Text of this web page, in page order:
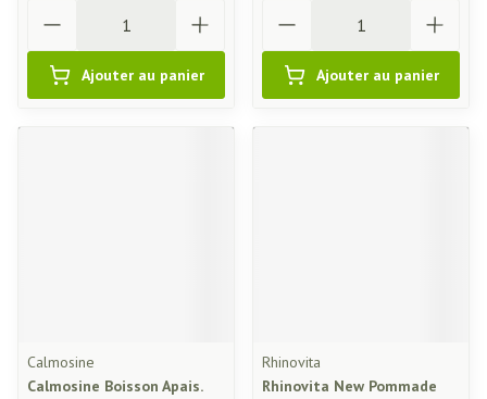
Ajouter au panier Ajouter au panier
Calmosine
Calmosine Boisson Apais.
Rhinovita
Rhinovita New Pommade